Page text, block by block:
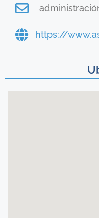
https://